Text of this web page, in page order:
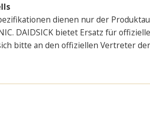
dienen nur der
DAIDSICK bietet Ersatz für
bitte an den offiziellen Vertreter